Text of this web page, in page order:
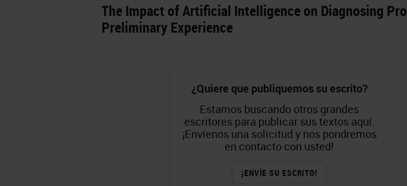
The Impact of Artificial Intelligence on Diagnosing
Preliminary Experience
¿Quiere que publiquemos su escrito?
Estamos buscando otros grandes
escritores para publicar sus textos aquí.
¡Envíenos una solicitud y nos pondremos
en contacto con usted!
¡ENVÍE SU ESCRITO!